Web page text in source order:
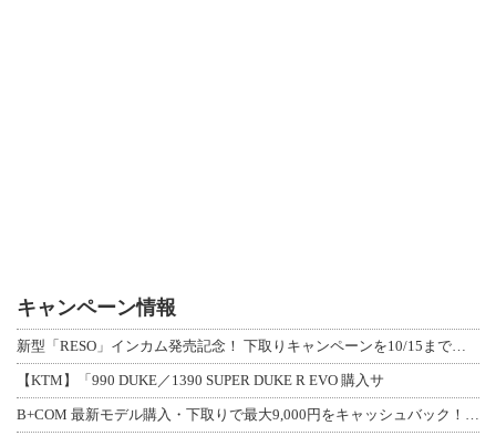
キャンペーン情報
【KTM】「990 DUKE／1390 SUPER DUKE R EVO 購入サ